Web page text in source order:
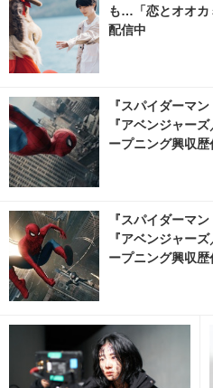
も…「恋とオオカ
配信中
『スパイダーマ
『アベンジャー
ープニング興収
『スパイダーマ
『アベンジャー
ープニング興収